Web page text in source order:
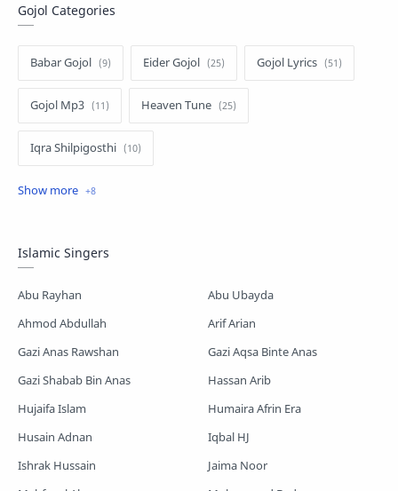
Gojol Categories
Babar Gojol Eider Gojol Gojol Lyrics
Gojol Mp3 Heaven Tune
Iqra Shilpigosthi
Islamic Story
Shopnoshiri
Islamic Singers
Abu Rayhan
Abu Ubayda
Ahmod Abdullah
Arif Arian
Gazi Anas Rawshan
Gazi Aqsa Binte Anas
Gazi Shabab Bin Anas
Hassan Arib
Hujaifa Islam
Humaira Afrin Era
Husain Adnan
Iqbal HJ
Ishrak Hussain
Jaima Noor